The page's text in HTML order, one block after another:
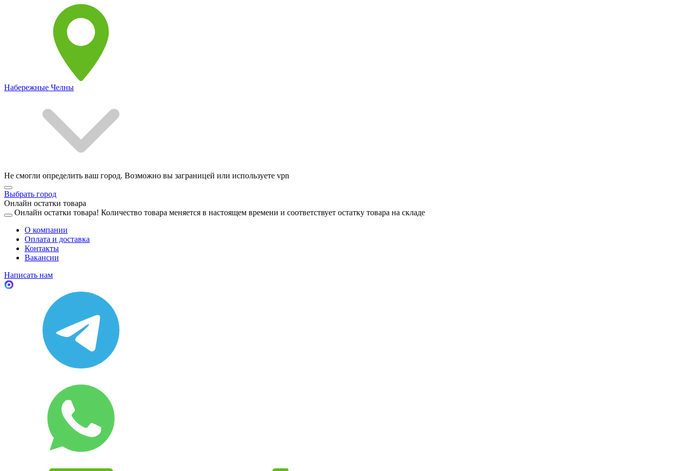
Набережные Челны
Не смогли определить ваш город. Возможно вы заграницей или используете vpn
Выбрать город
Онлайн остатки товара
Онлайн остатки товара! Количество товара меняется в настоящем времени и соответствует остатку товара на складе
О компании
Оплата и доставка
Контакты
Вакансии
Написать нам